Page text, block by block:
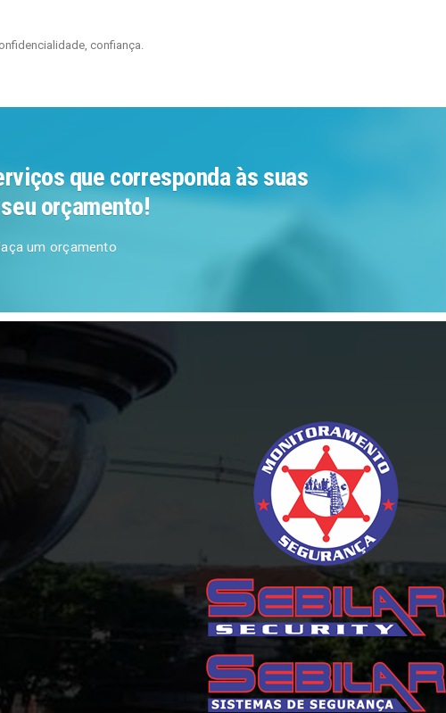
confiança.
que corresponda às suas
orçamento!
um orçamento